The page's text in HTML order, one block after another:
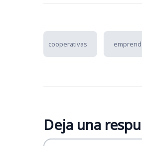
cooperativas
Deja una